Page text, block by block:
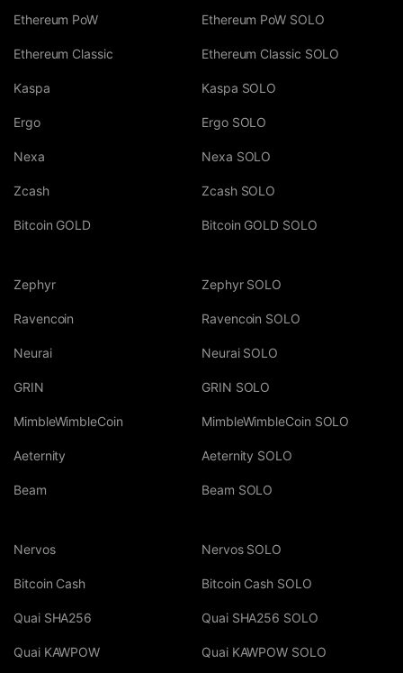
Ethereum PoW
Ethereum Classic
Kaspa
Ergo
Nexa
Zcash
Bitcoin GOLD
Ethereum PoW SOLO
Ethereum Classic SOLO
Kaspa SOLO
Ergo SOLO
Nexa SOLO
Zcash SOLO
Bitcoin GOLD SOLO
Zephyr
Ravencoin
Neurai
GRIN
MimbleWimbleCoin
Aeternity
Beam
Zephyr SOLO
Ravencoin SOLO
Neurai SOLO
GRIN SOLO
MimbleWimbleCoin SOLO
Aeternity SOLO
Beam SOLO
Nervos
Bitcoin Cash
Quai SHA256
Quai KAWPOW
Nervos SOLO
Bitcoin Cash SOLO
Quai SHA256 SOLO
Quai KAWPOW SOLO